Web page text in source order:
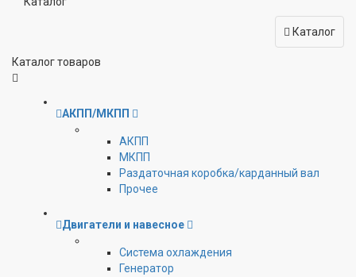
Каталог
Каталог товаров
АКПП/МКПП
АКПП
МКПП
Раздаточная коробка/карданный вал
Прочее
Двигатели и навесное
Cистема охлаждения
Генератор